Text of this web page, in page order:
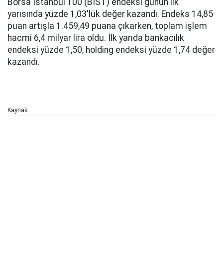
Borsa İstanbul 100 (BIST) endeksi günün ilk
yarısında yüzde 1,03'lük değer kazandı. Endeks 14,85
puan artışla 1.459,49 puana çıkarken, toplam işlem
hacmi 6,4 milyar lira oldu. İlk yarıda bankacılık
endeksi yüzde 1,50, holding endeksi yüzde 1,74 değer
kazandı.
Kaynak: